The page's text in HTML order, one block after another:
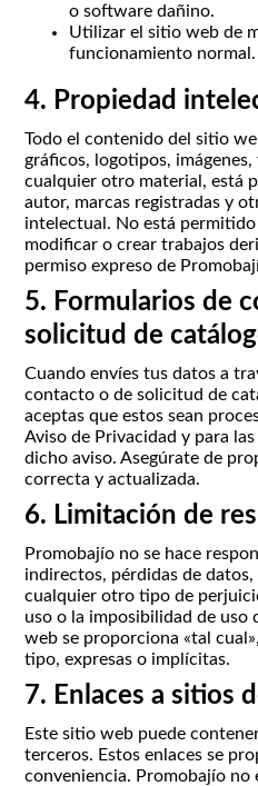
o software dañino.
Utilizar el sitio web de
funcionamiento normal.
4. Propiedad
Todo el contenido del sitio
gráficos, logotipos,
cualquier otro material, está
autor, marcas registradas y
intelectual. No está
modificar o crear trabajos
permiso expreso de
5. Formularios de
solicitud de
Cuando envíes tus datos a
contacto o de solicitud de
aceptas que estos sean
Aviso de Privacidad y para
dicho aviso. Asegúrate de
correcta y actualizada.
6. Limitación de
Promobajío no se hace
indirectos, pérdidas de
cualquier otro tipo de
uso o la imposibilidad de uso
web se proporciona «tal
tipo, expresas o implícitas.
7. Enlaces a sitios
Este sitio web puede
terceros. Estos enlaces se
conveniencia. Promobajío no